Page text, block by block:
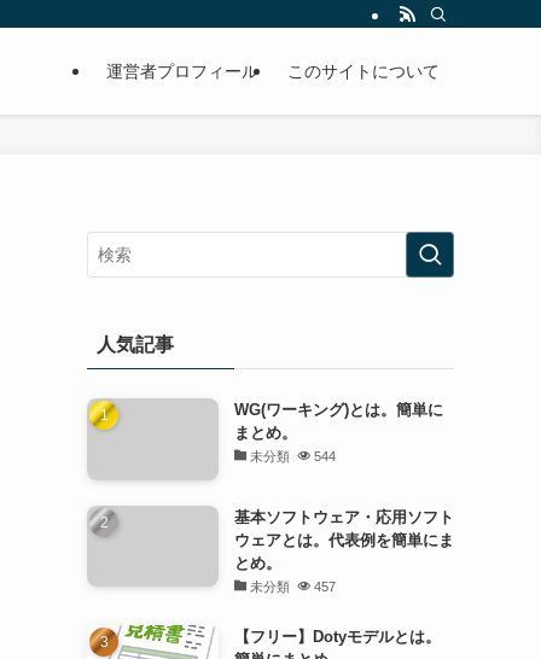
運営者プロフィール このサイトについて
人気記事
WG(ワーキング)とは。簡単に
まとめ。
未分類 544
基本ソフトウェア・応用ソフト
ウェアとは。代表例を簡単にま
とめ。
未分類 457
【フリー】Dotyモデルとは。